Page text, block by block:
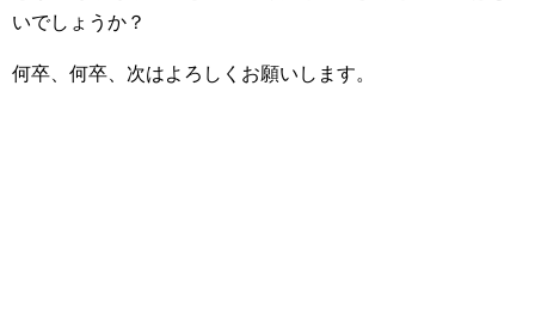
いでしょうか？
何卒、何卒、次はよろしくお願いします。